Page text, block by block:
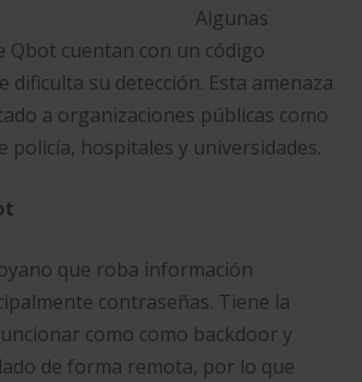
Algunas
Qbot cuentan con un código
dificulta su detección. Esta amenaza
a organizaciones públicas como
policía, hospitales y universidades.
que roba información
contraseñas. Tiene la
como como backdoor y
de forma remota, por lo que